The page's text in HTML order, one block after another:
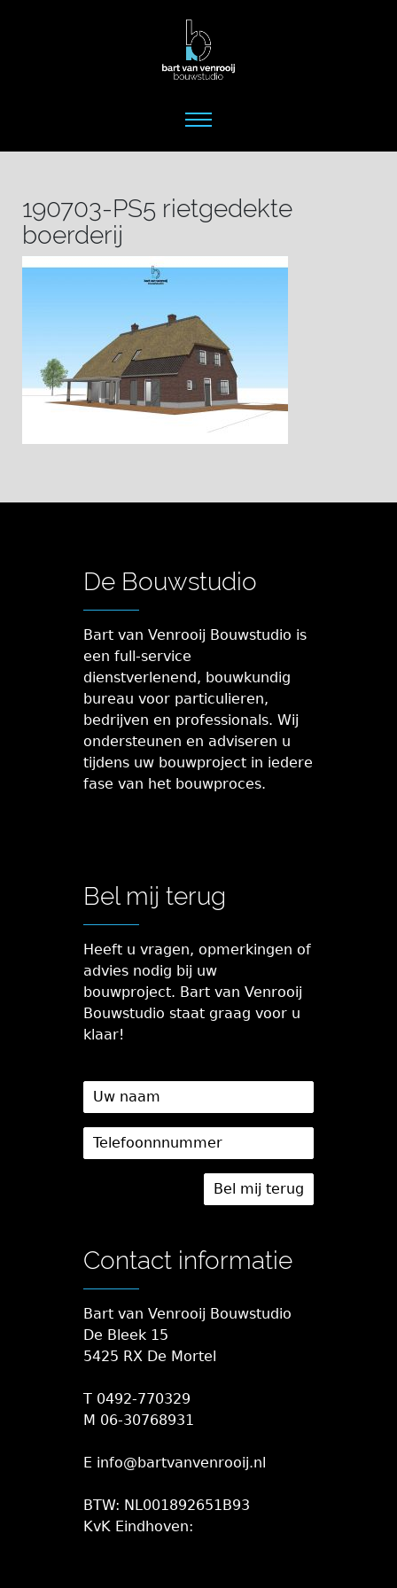
190703-PS5 rietgedekte
boerderij
De Bouwstudio
Bart van Venrooij Bouwstudio is
een full-service
dienstverlenend, bouwkundig
bureau voor particulieren,
bedrijven en professionals. Wij
ondersteunen en adviseren u
tijdens uw bouwproject in iedere
fase van het bouwproces.
Bel mij terug
Heeft u vragen, opmerkingen of
advies nodig bij uw
bouwproject. Bart van Venrooij
Bouwstudio staat graag voor u
klaar!
Contact informatie
Bart van Venrooij Bouwstudio
De Bleek 15
5425 RX De Mortel
T 0492-770329
M 06-30768931
E info@bartvanvenrooij.nl
BTW: NL001892651B93
KvK Eindhoven: